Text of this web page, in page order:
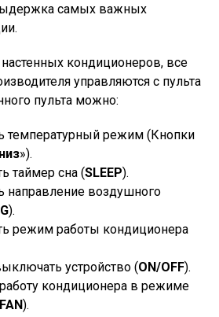
самых важных
кондиционеров, все
управляются с пульта
пульта можно:
температурный режим (Кнопки
»).
таймер сна (SLEEP).
направление воздушного
).
режим работы кондиционера
устройство (ON/OFF).
кондиционера в режиме
FAN).